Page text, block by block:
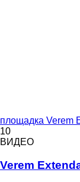
площадка Verem
10
ВИДЕО
Verem